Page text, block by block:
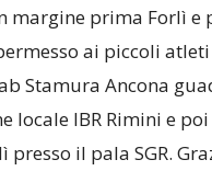
margine prima Forlì e
ai piccoli
Stamura Ancona
locale IBR Rimini e
il pala SGR.